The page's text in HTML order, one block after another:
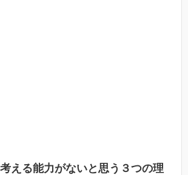
える能力がないと思う３つの理